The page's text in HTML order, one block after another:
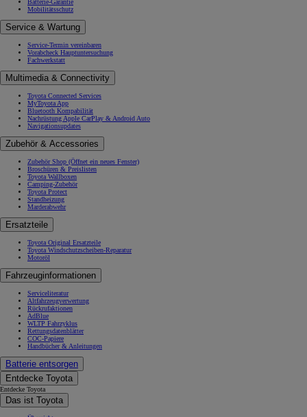
Batterie-Garantie
Mobilitätsschutz
Service & Wartung
Service-Termin vereinbaren
Vorabcheck Hauptuntersuchung
Fachwerkstatt
Multimedia & Connectivity
Toyota Connected Services
MyToyota App
Bluetooth Kompabilität
Nachrüstung Apple CarPlay & Android Auto
Navigationsupdates
Zubehör & Accessories
Zubehör Shop (Öffnet ein neues Fenster)
Broschüren & Preislisten
Toyota Wallboxen
Camping-Zubehör
Toyota Protect
Standheizung
Marderabwehr
Ersatzteile
Toyota Original Ersatzteile
Toyota Windschutzscheiben-Reparatur
Motoröl
Fahrzeuginformationen
Serviceliteratur
Altfahrzeugverwertung
Rückrufaktionen
AdBlue
WLTP Fahrzyklus
Rettungsdatenblätter
COC-Papiere
Handbücher & Anleitungen
Batterie entsorgen
Entdecke Toyota
Entdecke Toyota
Das ist Toyota